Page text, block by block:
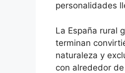
personalidades
La España rural
terminan
naturaleza y
con alrededor